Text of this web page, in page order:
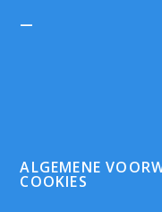
—
ALGEMENE
COOKIES